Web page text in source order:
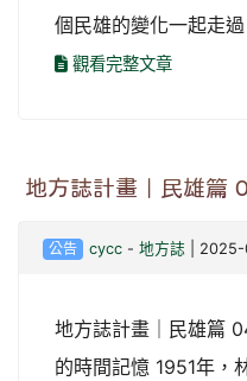
個民雄的變化一起走
觀看完整文章
地方誌計畫｜民雄篇
公告 cycc- 地方誌 |
地方誌計畫｜民雄篇
的時間記憶 1951年，